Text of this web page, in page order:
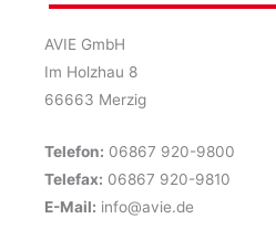
AVIE GmbH
Im Holzhau 8
66663 Merzig
Telefon: 06867 920-9800
Telefax: 06867 920-9810
E-Mail: info@avie.de